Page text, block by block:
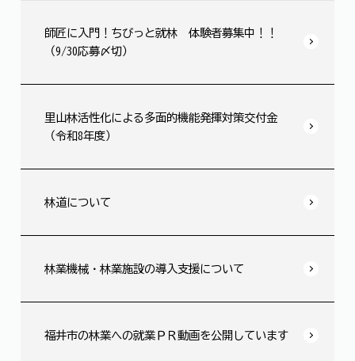
師匠に入門！ちびっと就林 体験者募集中！！
（9/30応募〆切）
里山林活性化による多面的機能発揮対策交付金
（令和8年度）
林道について
林業機械・林業施設の導入支援について
福井市の林業への就業ＰＲ動画を公開しています